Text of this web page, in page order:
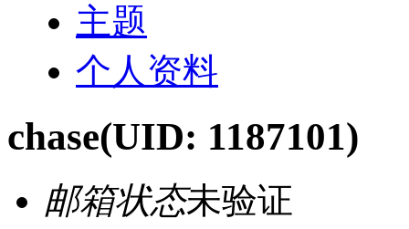
主题
个人资料
chase(UID: 1187101)
邮箱状态未验证